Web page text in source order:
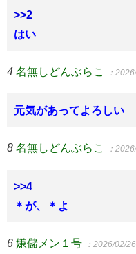
>>2
はい
4 名無しどんぶらこ ：
元気があってよろしい
8 名無しどんぶらこ ：
>>4
＊が、＊よ
6 嫌儲メン１号 ：2026/02/